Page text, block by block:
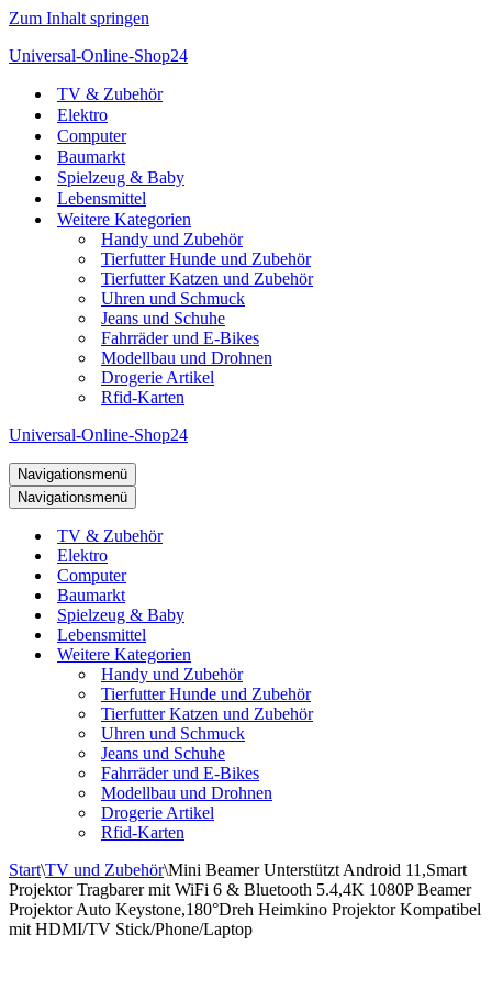
Zum Inhalt springen
Universal-Online-Shop24
TV & Zubehör
Elektro
Computer
Baumarkt
Spielzeug & Baby
Lebensmittel
Weitere Kategorien
Handy und Zubehör
Tierfutter Hunde und Zubehör
Tierfutter Katzen und Zubehör
Uhren und Schmuck
Jeans und Schuhe
Fahrräder und E-Bikes
Modellbau und Drohnen
Drogerie Artikel
Rfid-Karten
Universal-Online-Shop24
Navigationsmenü
Navigationsmenü
TV & Zubehör
Elektro
Computer
Baumarkt
Spielzeug & Baby
Lebensmittel
Weitere Kategorien
Handy und Zubehör
Tierfutter Hunde und Zubehör
Tierfutter Katzen und Zubehör
Uhren und Schmuck
Jeans und Schuhe
Fahrräder und E-Bikes
Modellbau und Drohnen
Drogerie Artikel
Rfid-Karten
Start\TV und Zubehör\Mini Beamer Unterstützt Android 11,Smart
Projektor Tragbarer mit WiFi 6 & Bluetooth 5.4,4K 1080P Beamer
Projektor Auto Keystone,180°Dreh Heimkino Projektor Kompatibel
mit HDMI/TV Stick/Phone/Laptop